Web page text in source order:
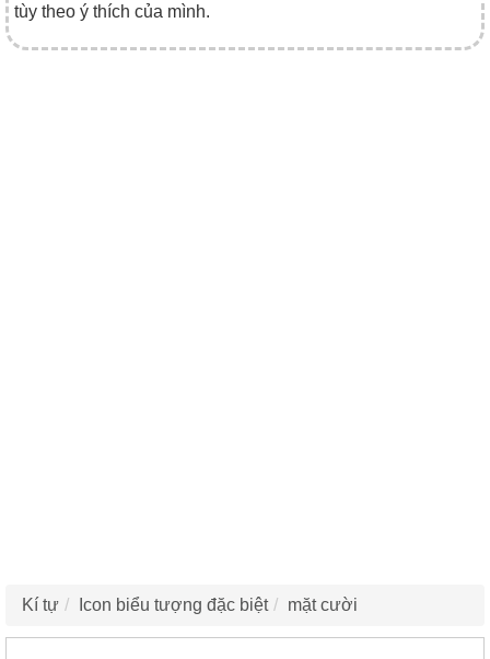
tùy theo ý thích của mình.
Kí tự Icon biểu tượng đặc biệt mặt cười